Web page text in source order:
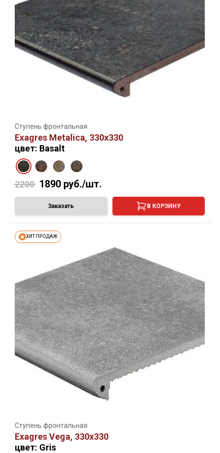
Ступень фронтальная
Exagres Metalica, 330х330
цвет: Basalt
2200 1890 руб./шт.
Заказать В КОРЗИНУ
ХИТ ПРОДАЖ
Ступень фронтальная
Exagres Vega, 330х330
цвет: Gris